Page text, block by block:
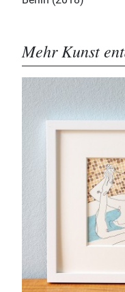
Mehr Kunst